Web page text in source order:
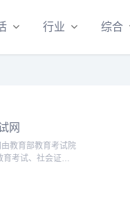
行业 综合
网
教育部教育考试院
育考试、社会证书